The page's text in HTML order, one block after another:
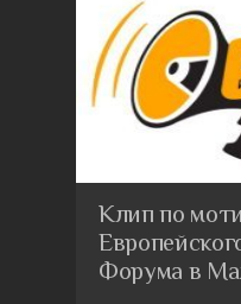
Клип по
Форума в